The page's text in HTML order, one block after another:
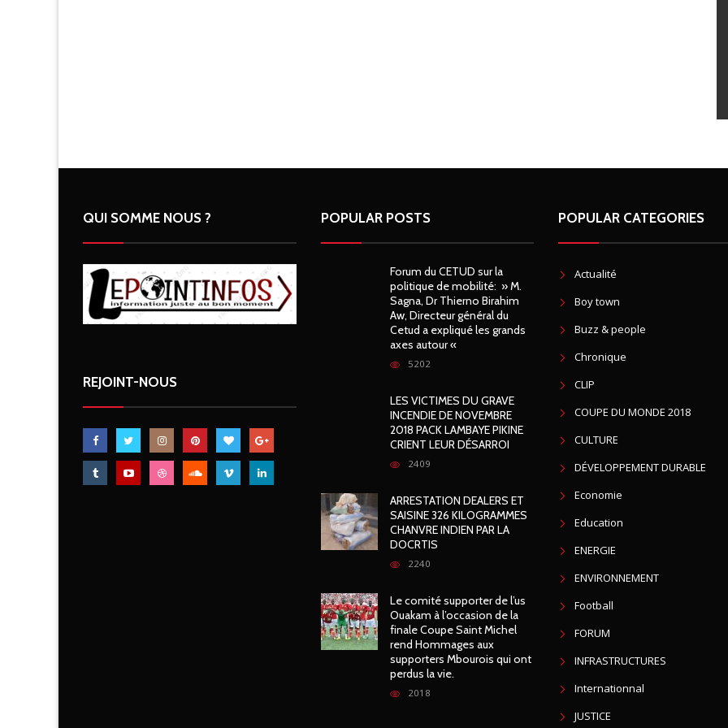
QUI SOMME NOUS ?
REJOINT-NOUS
POPULAR POSTS
Forum du CETUD sur la
politique de mobilité: » M.
Sagna, Dr Thierno Birahim
Aw, Directeur général du
Cetud a expliqué les grands
axes autour «
5202
LES VICTIMES DU GRAVE
INCENDIE DE NOVEMBRE
2018 PACK LAMBAYE PIKINE
CRIENT LEUR DÉSARROI
2409
ARRESTATION DEALERS ET
SAISINE 326 KILOGRAMMES
CHANVRE INDIEN PAR LA
DOCRTIS
2240
Le comité supporter de l’us
Ouakam à l’occasion de la
finale Coupe Saint Michel
rend Hommages aux
supporters Mbourois qui ont
perdus la vie.
2018
POPULAR CATEGORIES
Actualité
Boy town
Buzz & people
Chronique
CLIP
COUPE DU MONDE 2018
CULTURE
DÉVELOPPEMENT DURABLE
Economie
Education
ENERGIE
ENVIRONNEMENT
Football
FORUM
INFRASTRUCTURES
Internationnal
JUSTICE